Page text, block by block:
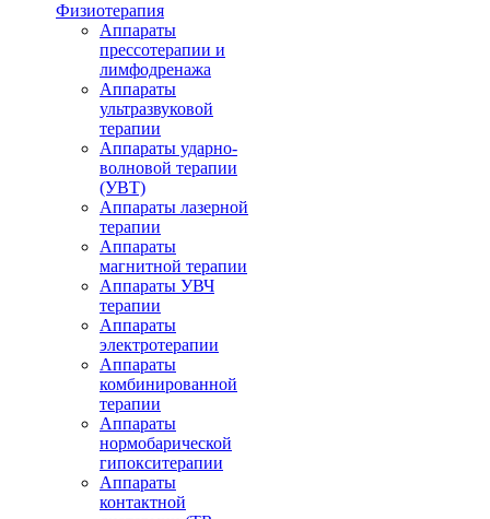
Физиотерапия
Аппараты
прессотерапии и
лимфодренажа
Аппараты
ультразвуковой
терапии
Аппараты ударно-
волновой терапии
(УВТ)
Аппараты лазерной
терапии
Аппараты
магнитной терапии
Аппараты УВЧ
терапии
Аппараты
электротерапии
Аппараты
комбинированной
терапии
Аппараты
нормобарической
гипокситерапии
Аппараты
контактной